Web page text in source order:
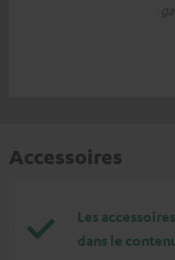
Accessoires
Les
dans le